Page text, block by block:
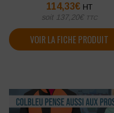
114,33€ HT
soit 137,20€ TTC
VOIR LA FICHE PRODUIT